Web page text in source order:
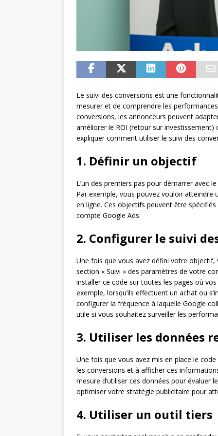
Le suivi des conversions est une
mesurer et de comprendre les
conversions, les annonceurs peuvent
améliorer le ROI (retour sur
expliquer comment utiliser le suivi des
1. Définir un objectif
L’un des premiers pas pour démarrer avec
Par exemple, vous pouvez vouloir
en ligne. Ces objectifs peuvent être
compte Google Ads.
2. Configurer le suivi
Une fois que vous avez défini votre
section « Suivi » des paramètres de votre
installer ce code sur toutes les pages où
exemple, lorsqu’ils effectuent un achat ou
configurer la fréquence à laquelle Google
utile si vous souhaitez surveiller les
3. Utiliser les données
Une fois que vous avez mis en place le
les conversions et à afficher ces
mesure d’utiliser ces données pour évaluer
optimiser votre stratégie publicitaire pour
4. Utiliser un outil tiers